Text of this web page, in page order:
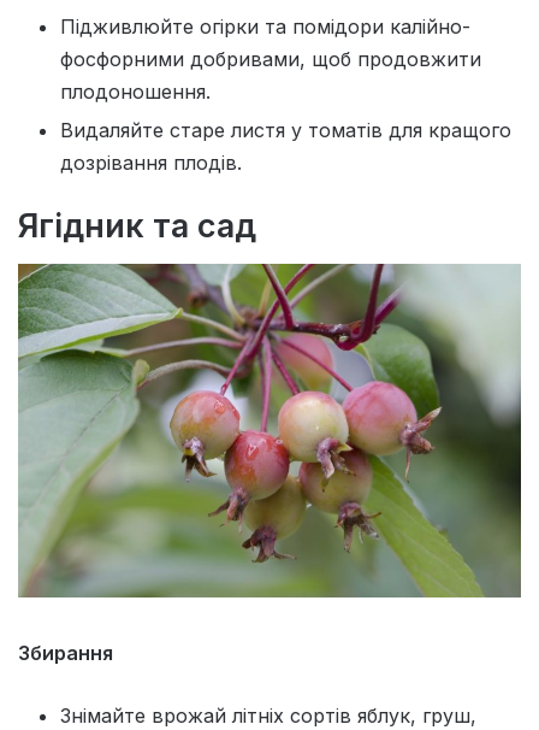
Підживлюйте огірки та помідори калійно-
фосфорними добривами, щоб продовжити
плодоношення.
Видаляйте старе листя у томатів для кращого
дозрівання плодів.
Ягідник та сад
Збирання
Знімайте врожай літніх сортів яблук, груш,